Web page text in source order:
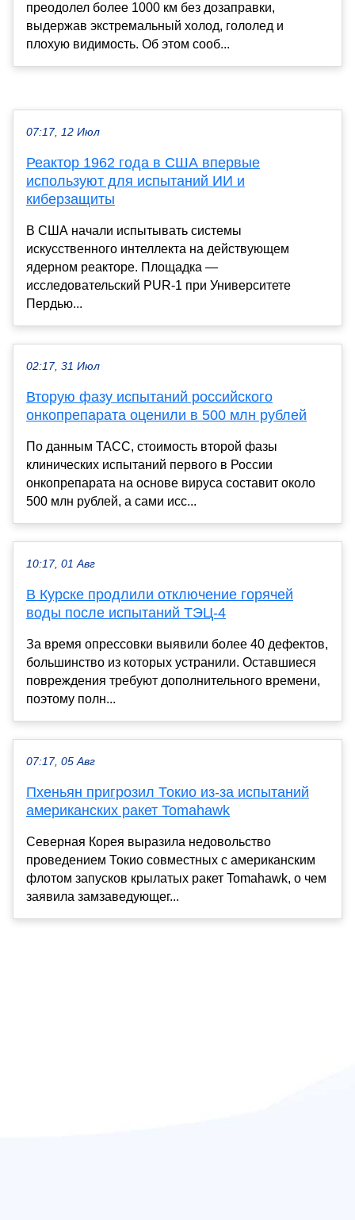
преодолел более 1000 км без дозаправки,
выдержав экстремальный холод, гололед и
плохую видимость. Об этом сооб...
07:17, 12 Июл
Реактор 1962 года в США впервые
используют для испытаний ИИ и
киберзащиты
В США начали испытывать системы
искусственного интеллекта на действующем
ядерном реакторе. Площадка —
исследовательский PUR-1 при Университете
Пердью...
02:17, 31 Июл
Вторую фазу испытаний российского
онкопрепарата оценили в 500 млн рублей
По данным ТАСС, стоимость второй фазы
клинических испытаний первого в России
онкопрепарата на основе вируса составит около
500 млн рублей, а сами исс...
10:17, 01 Авг
В Курске продлили отключение горячей
воды после испытаний ТЭЦ-4
За время опрессовки выявили более 40 дефектов,
большинство из которых устранили. Оставшиеся
повреждения требуют дополнительного времени,
поэтому полн...
07:17, 05 Авг
Пхеньян пригрозил Токио из-за испытаний
американских ракет Tomahawk
Северная Корея выразила недовольство
проведением Токио совместных с американским
флотом запусков крылатых ракет Tomahawk, о чем
заявила замзаведующег...